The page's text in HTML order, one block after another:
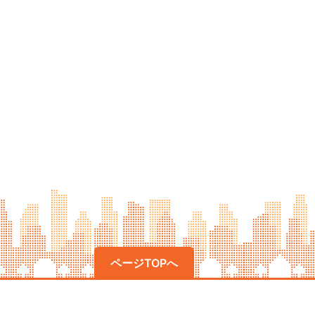
ページTOPへ